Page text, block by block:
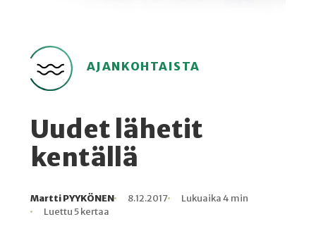
AJANKOHTAISTA
Uudet lähetit
kentällä
Kirjoittaja
Martti PYYKÖNEN
Julkaistu
8.12.2017
Lukuaika
Lukuaika 4 min
Lukukertoja
Luettu 5 kertaa